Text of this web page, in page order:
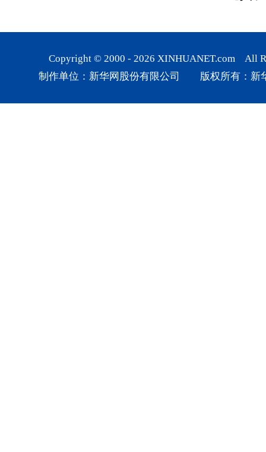
Copyright © 2000 - 2026 XINHUANET.com All
制作单位：新华网股份有限公司 版权所有：新